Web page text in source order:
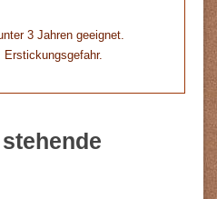
3 Jahren geeignet.